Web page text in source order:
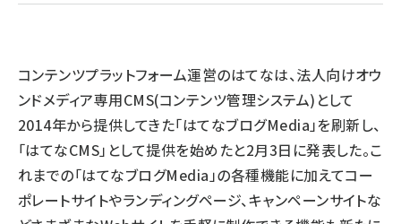
コンテンツプラットフォーム運営のはてなは、法人向けオウ
ンドメディア専用CMS(コンテンツ管理システム)として
2014年から提供してきた「はてなブログMedia」を刷新し、
「はてなCMS」として提供を始めたと2月3日に発表した。こ
れまでの「はてなブログMedia」の各種機能に加えてコー
ポレートサイトやランディングページ、キャンペーンサイトな